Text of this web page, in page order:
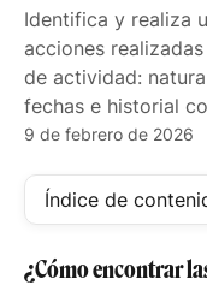
Identifica y realiza
acciones
de actividad:
fechas e historial
9 de febrero de 2026
Índice de
¿Cómo encontrar